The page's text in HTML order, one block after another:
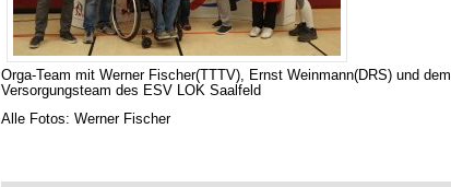
Orga-Team mit Werner Fischer(TTTV), Ernst Weinmann(DRS) und dem
Versorgungsteam des ESV LOK Saalfeld
Alle Fotos: Werner Fischer